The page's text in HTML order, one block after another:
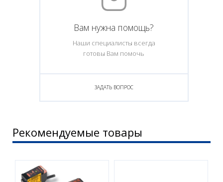
Вам нужна помощь?
Наши специалисты всегда
готовы Вам помочь
ЗАДАТЬ ВОПРОС
Рекомендуемые товары